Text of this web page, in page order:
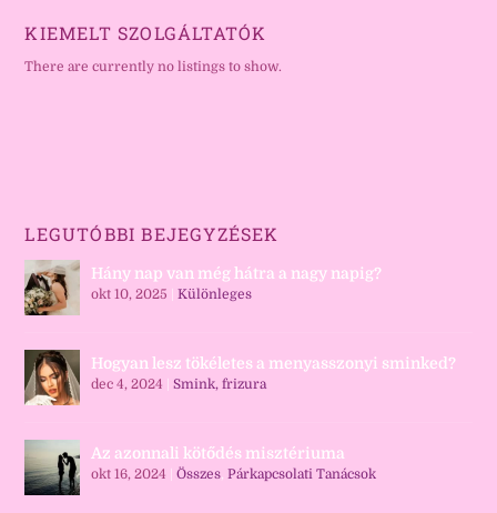
KIEMELT SZOLGÁLTATÓK
There are currently no listings to show.
LEGUTÓBBI BEJEGYZÉSEK
Hány nap van még hátra a nagy napig?
okt 10, 2025 |Különleges
Hogyan lesz tökéletes a menyasszonyi sminked?
dec 4, 2024 |Smink, frizura
Az azonnali kötődés misztériuma
okt 16, 2024 |Összes ,Párkapcsolati Tanácsok